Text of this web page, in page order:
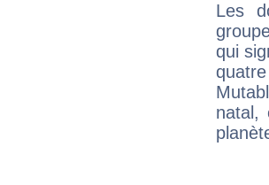
Les
qui
natal,